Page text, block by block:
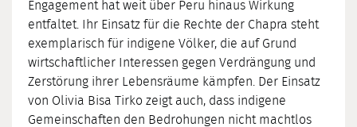
Engagement hat weit über Peru hinaus Wirkung
entfaltet. Ihr Einsatz für die Rechte der Chapra steht
exemplarisch für indigene Völker, die auf Grund
wirtschaftlicher Interessen gegen Verdrängung und
Zerstörung ihrer Lebensräume kämpfen. Der Einsatz
von Olivia Bisa Tirko zeigt auch, dass indigene
Gemeinschaften den Bedrohungen nicht machtlos